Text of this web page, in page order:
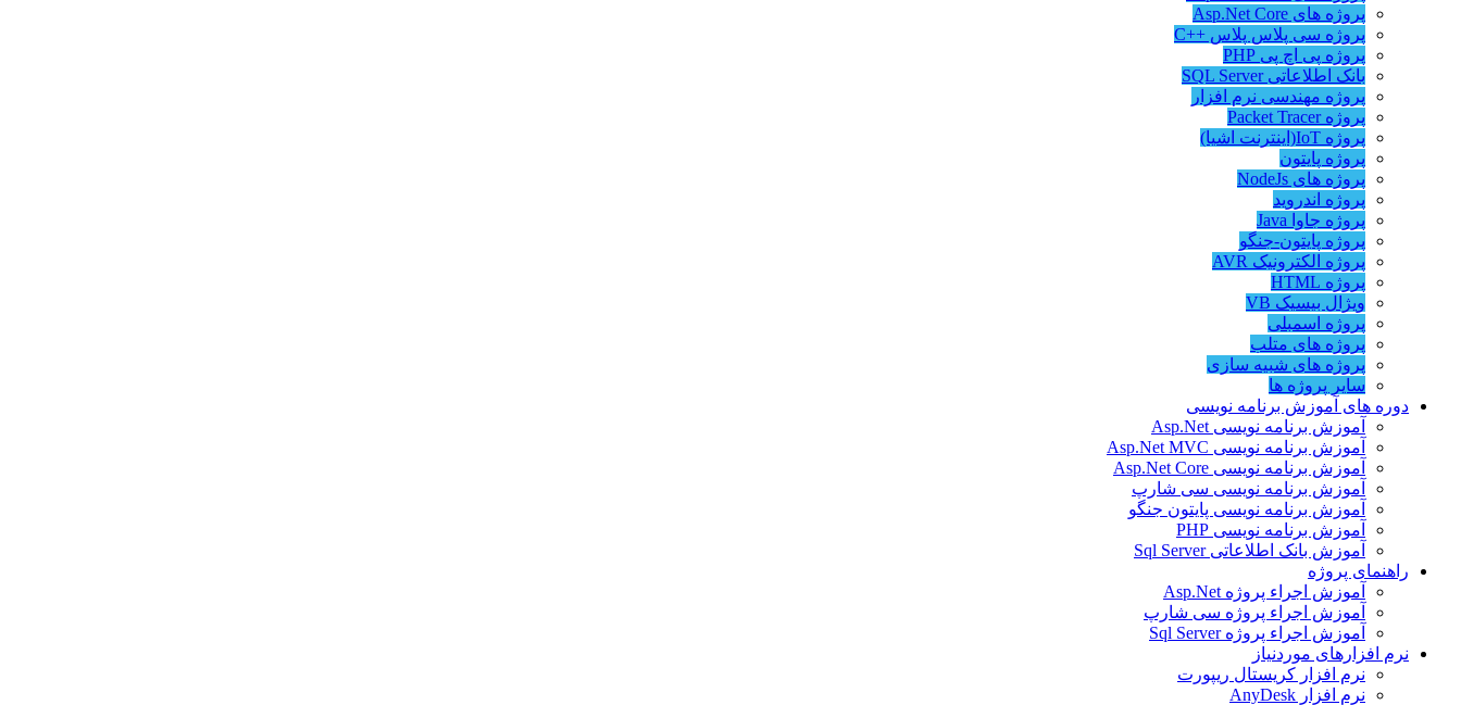
پروژه های Asp.Net Core
پروژه سی پلاس پلاس ++C
پروژه پی اچ پی PHP
بانک اطلاعاتی SQL Server
پروژه مهندسی نرم افزار
پروژه Packet Tracer
پروژه IoT(اینترنت اشیا)
پروژه پایتون
پروژه های NodeJs
پروژه اندروید
پروژه جاوا Java
پروژه پایتون-جنگو
پروژه الکترونیک AVR
پروژه HTML
ویژال بیسیک VB
پروژه اسمبلی
پروژه های متلب
پروژه های شبیه سازی
سایر پروژه ها
دوره های آموزش برنامه نویسی
آموزش برنامه نویسی Asp.Net
آموزش برنامه نویسی Asp.Net MVC
آموزش برنامه نویسی Asp.Net Core
آموزش برنامه نویسی سی شارپ
آموزش برنامه نویسی پایتون جنگو
آموزش برنامه نویسی PHP
آموزش بانک اطلاعاتی Sql Server
راهنمای پروژه
آموزش اجراء پروژه Asp.Net
آموزش اجراء پروژه سی شارپ
آموزش اجراء پروژه Sql Server
نرم افزارهای موردنیاز
نرم افزار کریستال ریپورت
نرم افزار AnyDesk